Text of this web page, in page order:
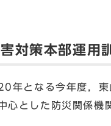
対策本部運用
年となる今年度，
心とした防災関係